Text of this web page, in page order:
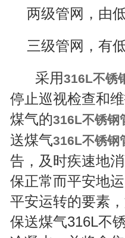
两级管网，由
三级管网，有
采用316L不锈
停止巡视检查和
煤气的316L不锈钢
送煤气316L不锈钢
告，及时疾速地
保正常而平安地
平安运转的要素
保送煤气316L不